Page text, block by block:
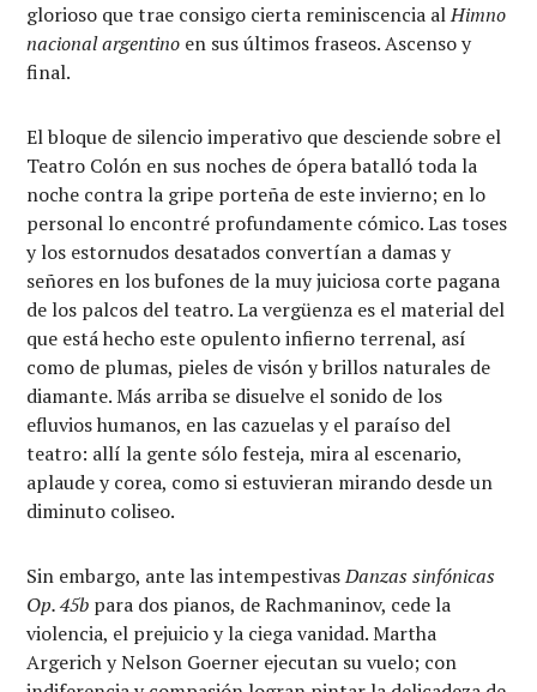
glorioso que trae consigo cierta reminiscencia alHimno
nacional argentino en sus últimos fraseos. Ascenso y
final.
El bloque de silencio imperativo que desciende sobre el
Teatro Colón en sus noches de ópera batalló toda la
noche contra la gripe porteña de este invierno; en lo
personal lo encontré profundamente cómico. Las toses
y los estornudos desatados convertían a damas y
señores en los bufones de la muy juiciosa corte pagana
de los palcos del teatro. La vergüenza es el material del
que está hecho este opulento infierno terrenal, así
como de plumas, pieles de visón y brillos naturales de
diamante. Más arriba se disuelve el sonido de los
efluvios humanos, en las cazuelas y el paraíso del
teatro: allí la gente sólo festeja, mira al escenario,
aplaude y corea, como si estuvieran mirando desde un
diminuto coliseo.
Sin embargo, ante las intempestivasDanzas sinfónicas
Op. 45b para dos pianos, de Rachmaninov, cede la
violencia, el prejuicio y la ciega vanidad. Martha
Argerich y Nelson Goerner ejecutan su vuelo; con